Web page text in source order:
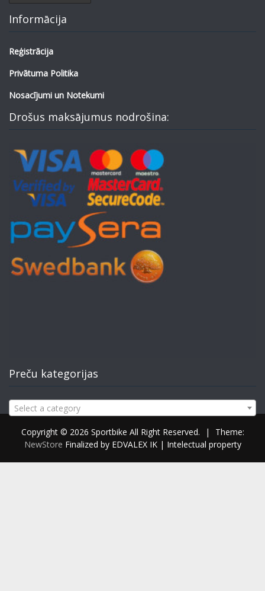
Informācija
Reģistrācija
Privātuma Politika
Nosacījumi un Notekumi
Drošus maksājumus nodrošina:
Preču kategorijas
Select a category
Copyright © 2026 Sportbike All Right Reserved. |
Theme:
NewStore Finalized by EDVALEX IK | Intelectual property